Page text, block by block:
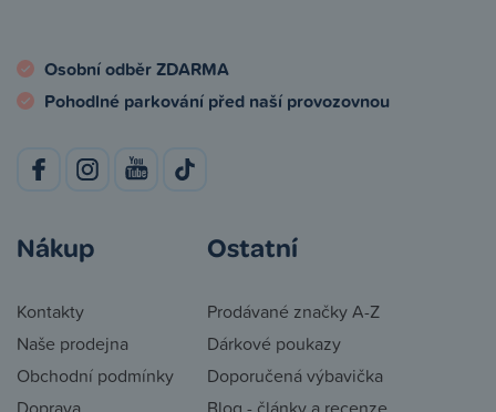
Osobní odběr ZDARMA
Pohodlné parkování před naší provozovnou
Nákup
Kontakty
Naše prodejna
Obchodní podmínky
Ostatní
Prodávané značky A-Z
Dárkové poukazy
Doporučená výbavička